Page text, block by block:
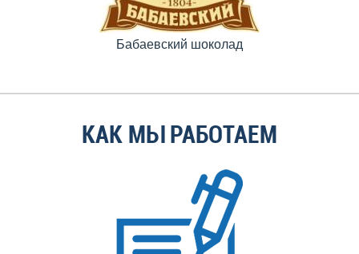
Бабаевский шоколад
КАК МЫ РАБОТАЕМ